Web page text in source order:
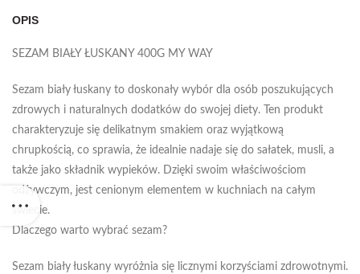
OPIS
SEZAM BIAŁY ŁUSKANY 400G MY WAY
Sezam biały łuskany to doskonały wybór dla osób poszukujących
zdrowych i naturalnych dodatków do swojej diety. Ten produkt
charakteryzuje się delikatnym smakiem oraz wyjątkową
chrupkością, co sprawia, że idealnie nadaje się do sałatek, musli, a
także jako składnik wypieków. Dzięki swoim właściwościom
odżywczym, jest cenionym elementem w kuchniach na całym
świecie.
Dlaczego warto wybrać sezam?
Sezam biały łuskany wyróżnia się licznymi korzyściami zdrowotnymi.